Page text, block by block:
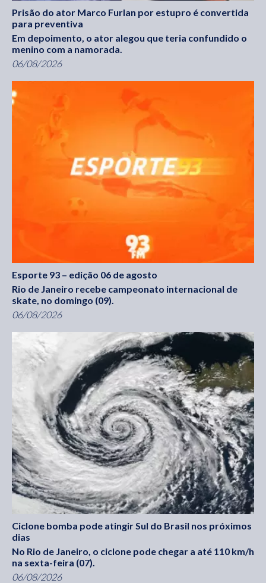
Prisão do ator Marco Furlan por estupro é convertida
para preventiva
Em depoimento, o ator alegou que teria confundido o
menino com a namorada.
06/08/2026
Esporte 93 – edição 06 de agosto
Rio de Janeiro recebe campeonato internacional de
skate, no domingo (09).
06/08/2026
Ciclone bomba pode atingir Sul do Brasil nos próximos
dias
No Rio de Janeiro, o ciclone pode chegar a até 110 km/h
na sexta-feira (07).
06/08/2026